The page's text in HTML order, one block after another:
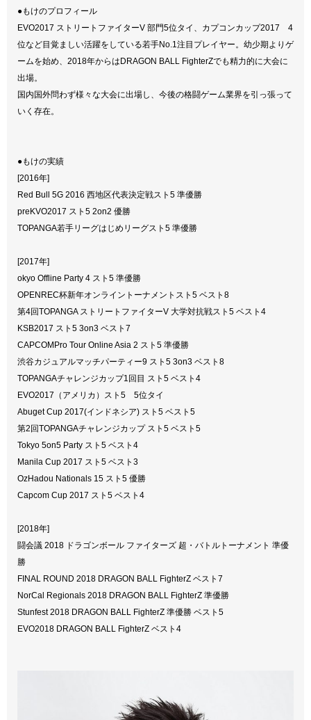
●もけのプロフィール
EVO2017 ストリートファイターV 部門5位タイ、カプコンカップ2017 4
位など目覚ましい活躍をしている若手No.1注目プレイヤー。幼少期よりゲ
ームを始め、2018年からはDRAGON BALL FighterZでも精力的に大会に
出場。
国内国外問わず様々な大会に出場し、今後の格闘ゲーム業界を引っ張って
いく存在。
●もけの実績
[2016年]
Red Bull 5G 2016 西地区代表決定戦スト5 準優勝
preKVO2017 スト5 2on2 優勝
TOPANGA若手リーグはじめリーグスト5 準優勝
[2017年]
okyo Offline Party 4 スト5 準優勝
OPENREC杯新年オンライントーナメントスト5 ベスト8
第4回TOPANGA ストリートファイターV 大学対抗戦スト5 ベスト4
KSB2017 スト5 3on3 ベスト7
CAPCOMPro Tour Online Asia 2 スト5 準優勝
渋谷カジュアルマッチパーティー9 スト5 3on3 ベスト8
TOPANGAチャレンジカップ1回目 スト5 ベスト4
EVO2017（アメリカ）スト5 5位タイ
Abuget Cup 2017(インドネシア) スト5 ベスト5
第2回TOPANGAチャレンジカップ スト5 ベスト5
Tokyo 5on5 Party スト5 ベスト4
Manila Cup 2017 スト5 ベスト3
OzHadou Nationals 15 スト5 優勝
Capcom Cup 2017 スト5 ベスト4
[2018年]
闘会議 2018 ドラゴンボール ファイターズ 超・バトルトーナメント 準優
勝
FINAL ROUND 2018 DRAGON BALL FighterZ ベスト7
NorCal Regionals 2018 DRAGON BALL FighterZ 準優勝
Stunfest 2018 DRAGON BALL FighterZ 準優勝 ベスト5
EVO2018 DRAGON BALL FighterZ ベスト4